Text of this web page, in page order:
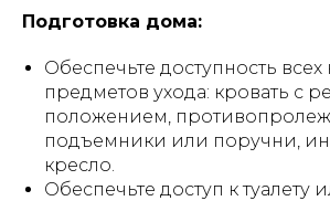
Подготовка дома:
Обеспечьте доступность
предметов ухода: кровать с
положением,
подъемники или поручни,
кресло.
Обеспечьте доступ к туалету